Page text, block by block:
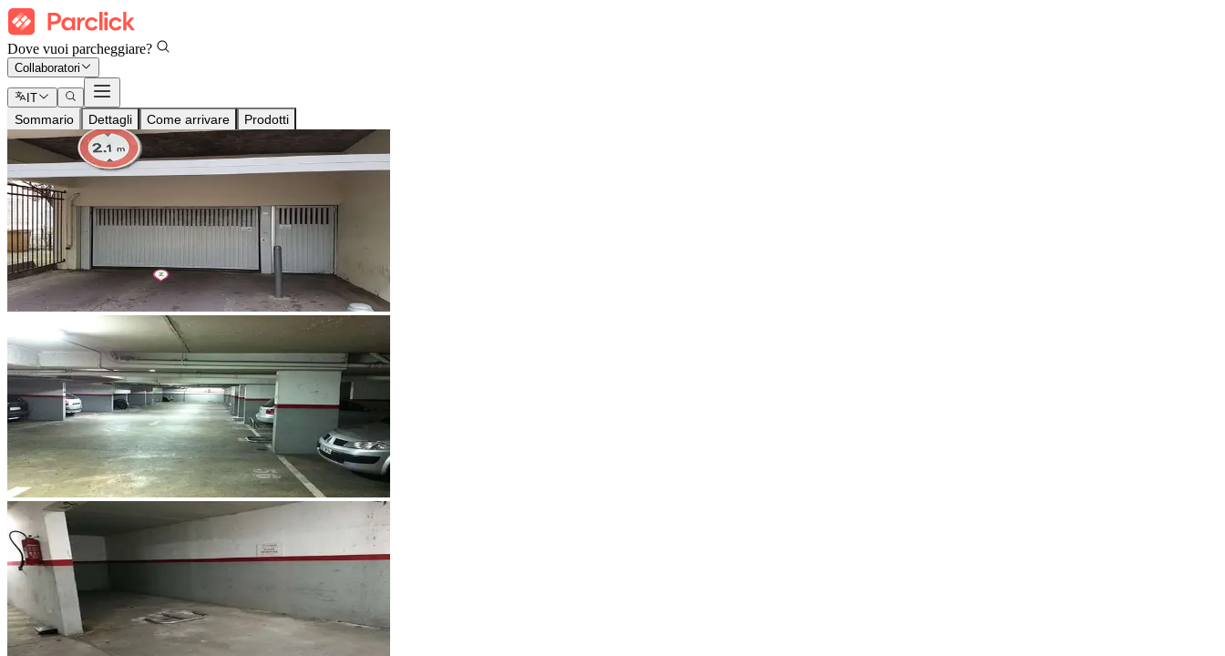
Dove vuoi parcheggiare?
Collaboratori
IT
Sommario Dettagli Come arrivare Prodotti